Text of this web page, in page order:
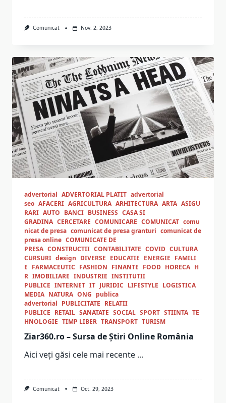
Comunicat Nov. 2, 2023
advertorial ADVERTORIAL PLATIT advertorial
seo AFACERI AGRICULTURA ARHITECTURA ARTA ASIGU
RARI AUTO BANCI BUSINESS CASA SI
GRADINA CERCETARE COMUNICARE COMUNICAT comu
nicat de presa comunicat de presa granturi comunicat de
presa online COMUNICATE DE
PRESA CONSTRUCTII CONTABILITATE COVID CULTURA
CURSURI design DIVERSE EDUCATIE ENERGIE FAMILI
E FARMACEUTIC FASHION FINANTE FOOD HORECA H
R IMOBILIARE INDUSTRIE INSTITUTII
PUBLICE INTERNET IT JURIDIC LIFESTYLE LOGISTICA
MEDIA NATURA ONG publica
advertorial PUBLICITATE RELATII
PUBLICE RETAIL SANATATE SOCIAL SPORT STIINTA TE
HNOLOGIE TIMP LIBER TRANSPORT TURISM
Ziar360.ro – Sursa de Știri Online România
Aici veți găsi cele mai recente ...
Comunicat Oct. 29, 2023